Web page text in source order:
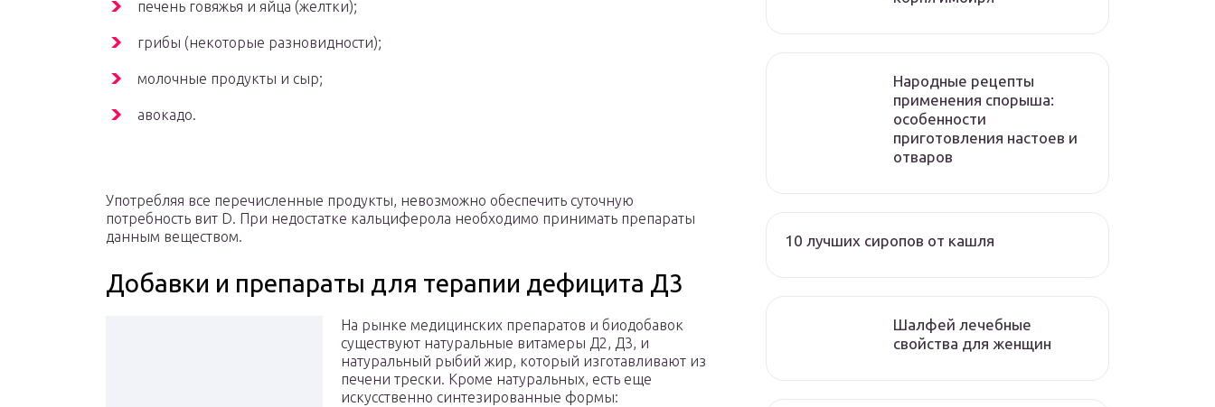
печень говяжья и яйца (желтки);
грибы (некоторые разновидности);
молочные продукты и сыр;
авокадо.
Употребляя все перечисленные продукты, невозможно обеспечить суточную
потребность вит D. При недостатке кальциферола необходимо принимать препараты
данным веществом.
Добавки и препараты для терапии дефицита Д3
На рынке медицинских препаратов и биодобавок
существуют натуральные витамеры Д2, Д3, и
натуральный рыбий жир, который изготавливают из
печени трески. Кроме натуральных, есть еще
искусственно синтезированные формы:
Народные рецепты
применения спорыша:
особенности
приготовления настоев и
отваров
10 лучших сиропов от кашля
Шалфей лечебные
свойства для женщин